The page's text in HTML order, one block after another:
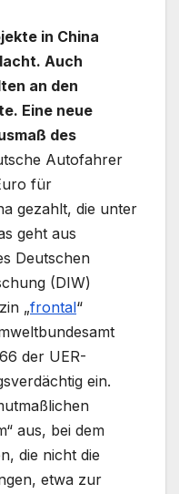
in China
Auch
an den
Eine neue
des
Autofahrer
für
gezahlt, die unter
geht aus
Deutschen
(DIW)
„frontal“
der UER-
ein.
aus, bei dem
die nicht die
etwa zur